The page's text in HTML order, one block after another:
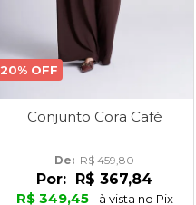
20% OFF
Conjunto Cora Café
De: R$ 459,80
Por:
R$ 367,84
R$ 349,45
à vista no Pix